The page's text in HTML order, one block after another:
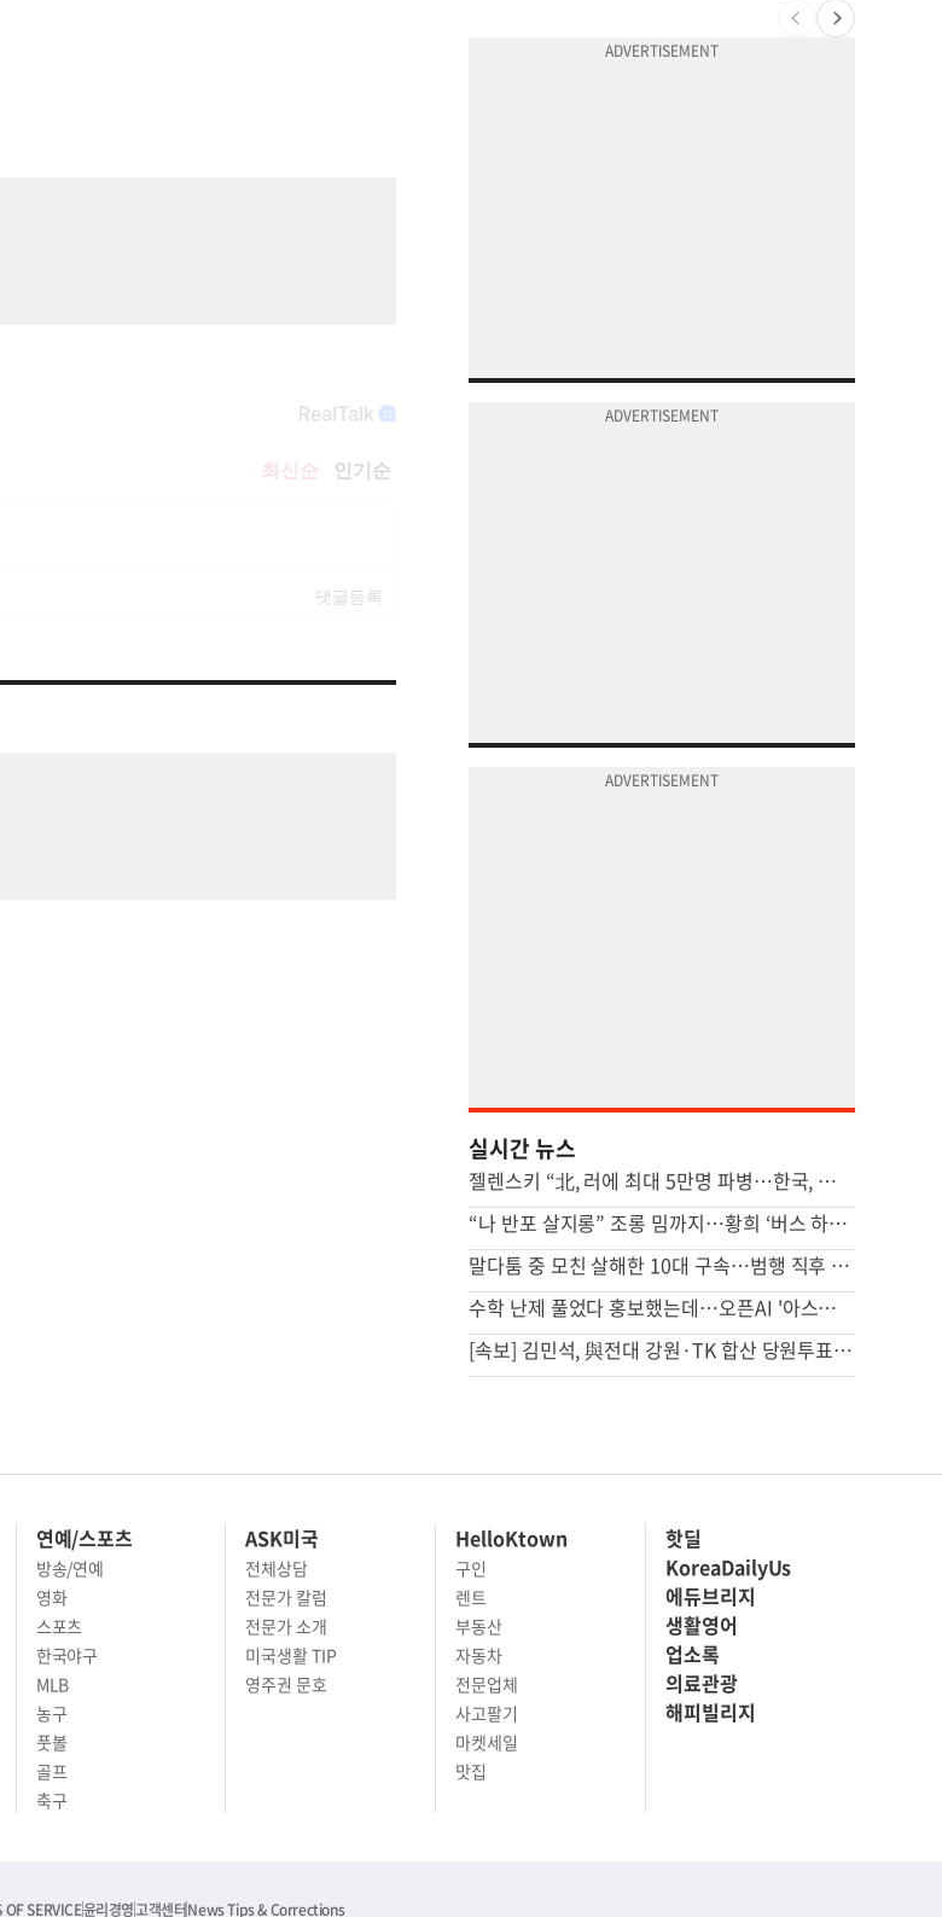
실시간 뉴스
젤렌스키 “北, 러에 최대 5만명 파병…한국, 방공망 지원해달라”
“나 반포 살지롱” 조롱 밈까지…황희 ‘버스 하우스’ 제안 후폭풍
말다툼 중 모친 살해한 10대 구속…범행 직후 반려견도 죽여
수학 난제 풀었다 홍보했는데…오픈AI '아스트라' 개발 보류 발표, 왜[팩플]
[속보] 김민석, 與전대 강원·TK 합산 당원투표서 승리
연예/스포츠
방송/연예
영화
스포츠
한국야구
MLB
농구
풋볼
골프
축구
ASK미국
전체상담
전문가 칼럼
전문가 소개
미국생활 TIP
영주권 문호
HelloKtown
구인
렌트
부동산
자동차
전문업체
사고팔기
마켓세일
맛집
핫딜
KoreaDailyUs
에듀브리지
생활영어
업소록
의료관광
해피빌리지
OF SERVICE윤리경영고객센터News Tips & Corrections